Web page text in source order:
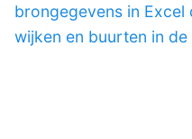
brongegevens in
wijken en buurten in